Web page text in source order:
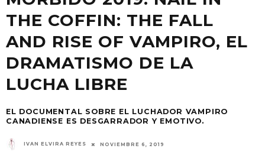
THE COFFIN: THE FALL
AND RISE OF VAMPIRO, EL
DRAMATISMO DE LA
LUCHA LIBRE
EL DOCUMENTAL SOBRE EL LUCHADOR VAMPIRO
CANADIENSE ES DESGARRADOR Y EMOTIVO.
IVAN ELVIRA REYES NOVIEMBRE 6, 2019